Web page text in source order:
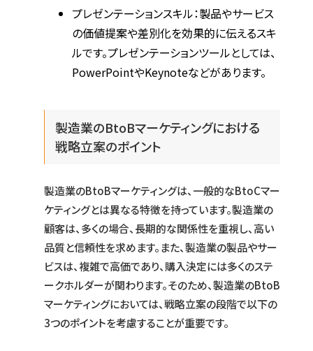
プレゼンテーションスキル：製品やサービス
の価値提案や差別化を効果的に伝えるスキ
ルです。プレゼンテーションツールとしては、
PowerPointやKeynoteなどがあります。
製造業のBtoBマーケティングにおける
戦略立案のポイント
製造業のBtoBマーケティングは、一般的なBtoCマー
ケティングとは異なる特徴を持っています。製造業の
顧客は、多くの場合、長期的な関係性を重視し、高い
品質と信頼性を求めます。また、製造業の製品やサー
ビスは、複雑で高価であり、購入決定には多くのステ
ークホルダーが関わります。そのため、製造業のBtoB
マーケティングにおいては、戦略立案の段階で以下の
3つのポイントを考慮することが重要です。